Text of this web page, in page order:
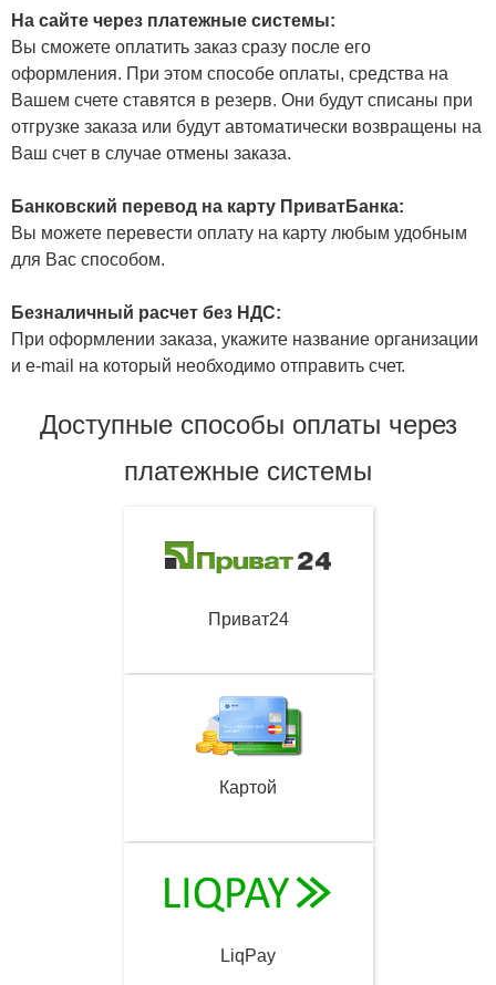
На сайте через платежные системы:
Вы сможете оплатить заказ сразу после его
оформления. При этом способе оплаты, средства на
Вашем счете ставятся в резерв. Они будут списаны при
отгрузке заказа или будут автоматически возвращены на
Ваш счет в случае отмены заказа.
Банковский перевод на карту ПриватБанка:
Вы можете перевести оплату на карту любым удобным
для Вас способом.
Безналичный расчет без НДС:
При оформлении заказа, укажите название организации
и e-mail на который необходимо отправить счет.
Доступные способы оплаты через
платежные системы
Приват24
Картой
LiqPay